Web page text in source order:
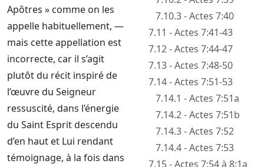
Apôtres » comme on les
appelle habituellement, —
mais cette appellation est
incorrecte, car il s’agit
plutôt du récit inspiré de
l’œuvre du Seigneur
ressuscité, dans l’énergie
du Saint Esprit descendu
d’en haut et Lui rendant
témoignage, à la fois dans
7.10.3 - Actes 7:40
7.11 - Actes 7:41-43
7.12 - Actes 7:44-47
7.13 - Actes 7:48-50
7.14 - Actes 7:51-53
7.14.1 - Actes 7:51a
7.14.2 - Actes 7:51b
7.14.3 - Actes 7:52
7.14.4 - Actes 7:53
7.15 - Actes 7:54 à 8:1a